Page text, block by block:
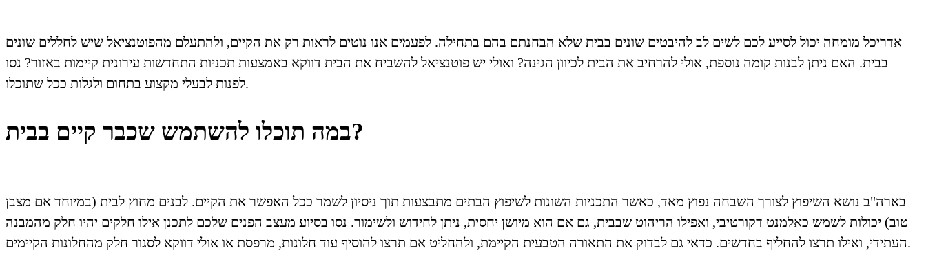
אדריכל מומחה יכול לסייע לכם לשים לב להיבטים שונים בבית שלא הבחנתם בהם בתחילה. לפעמים אנו נוטים לראות רק את הקיים, ולהתעלם מהפוטנציאל שיש לחללים שונים
בבית. האם ניתן לבנות קומה נוספת, אולי להרחיב את הבית לכיוון הגינה? ואולי יש פוטנציאל להשביח את הבית דווקא באמצעות תכניות התחדשות עירונית קיימות באזור? נסו
לפנות לבעלי מקצוע בתחום ולגלות ככל שתוכלו.
במה תוכלו להשתמש שכבר קיים בבית?
בארה"ב נושא השיפוץ לצורך השבחה נפוץ מאד, כאשר התכניות השונות לשיפוץ הבתים מתבצעות תוך ניסיון לשמר ככל האפשר את הקיים. לבנים מחוץ לבית (במיוחד אם מצבן
טוב) יכולות לשמש כאלמנט דקורטיבי, ואפילו הריהוט שבבית, גם אם הוא מיושן יחסית, ניתן לחידוש ולשימור. נסו בסיוע מעצב הפנים שלכם לתכנן אילו חלקים יהיו חלק מהמבנה
העתידי, ואילו תרצו להחליף בחדשים. כדאי גם לבדוק את התאורה הטבעית הקיימת, ולהחליט אם תרצו להוסיף עוד חלונות, מרפסת או אולי דווקא לסגור חלק מהחלונות הקיימים.